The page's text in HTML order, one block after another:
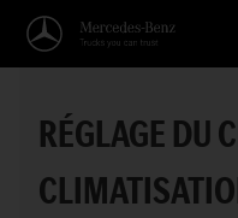
Applications
Thèmes
RÉGLAGE DU